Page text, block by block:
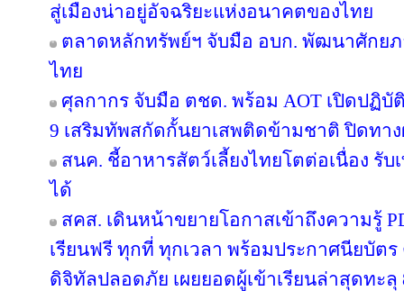
สู่เมืองน่าอยู่อัจฉริยะแห่งอนาคตของไทย
ตลาดหลักทรัพย์ฯ จับมือ อบก. พัฒนาศักย
ไทย
ศุลกากร จับมือ ตชด. พร้อม AOT เปิดปฏิบัติ
9 เสริมทัพสกัดกั้นยาเสพติดข้ามชาติ ปิดท
สนค. ชี้อาหารสัตว์เลี้ยงไทยโตต่อเนื่อง รั
ได้
สคส. เดินหน้าขยายโอกาสเข้าถึงความรู้
เรียนฟรี ทุกที่ ทุกเวลา พร้อมประกาศนียบั
ดิจิทัลปลอดภัย เผยยอดผู้เข้าเรียนล่าสุดทะ